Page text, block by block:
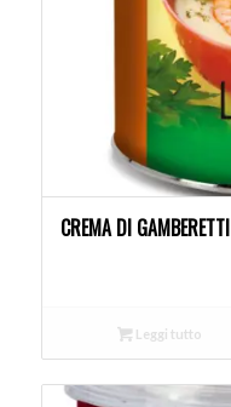
CREMA DI GAMBERETTI
Leggi tutto